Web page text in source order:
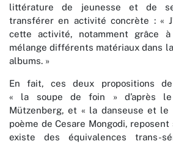
littérature de jeunesse et de
transférer en activité concrète : «
cette activité, notamment grâce
mélange différents matériaux dans
albums. »
En fait, ces deux propositions
« la soupe de foin » d’après le
Mützenberg, et « la danseuse et le
poème de Cesare Mongodi, reposent
existe des équivalences trans-